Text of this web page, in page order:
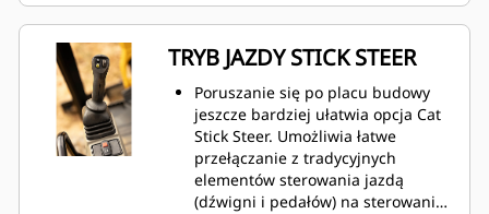
TRYB JAZDY STICK STEER
Poruszanie się po placu budowy
jeszcze bardziej ułatwia opcja Cat
Stick Steer. Umożliwia łatwe
przełączanie z tradycyjnych
elementów sterowania jazdą
(dźwigni i pedałów) na sterowanie